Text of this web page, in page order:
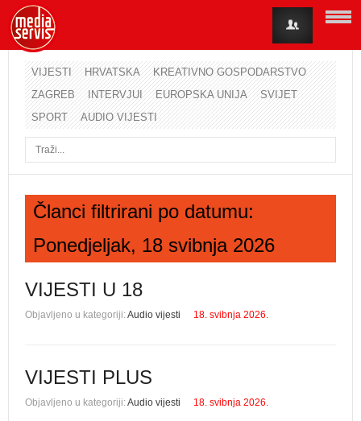
VIJESTI HRVATSKA
KREATIVNO GOSPODARSTVO
ZAGREB
INTERVJUI EUROPSKA UNIJA
SVIJET
SPORT
AUDIO VIJESTI
Članci filtrirani po datumu:
Ponedjeljak, 18 svibnja 2026
VIJESTI U 18
Objavljeno u kategoriji:Audio vijesti 18. svibnja 2026.
VIJESTI PLUS
Objavljeno u kategoriji:Audio vijesti 18. svibnja 2026.
Korisničko ime
Lozinka
Zaboravili ste lozinku? Zaboravili ste korisničko ime?